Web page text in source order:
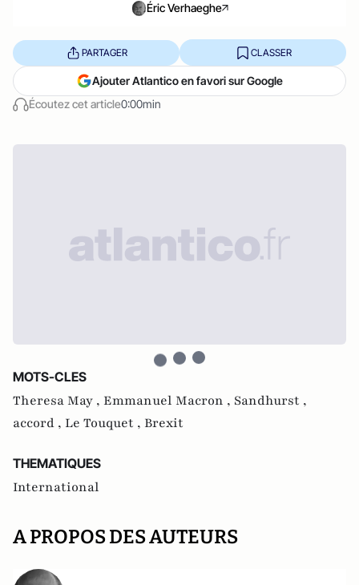
Éric Verhaeghe
Écoutez cet article0:00min
PARTAGER CLASSER
Ajouter Atlantico en favori sur Google
MOTS-CLES
Theresa May , Emmanuel Macron , Sandhurst ,
accord , Le Touquet , Brexit
THEMATIQUES
International
A PROPOS DES AUTEURS